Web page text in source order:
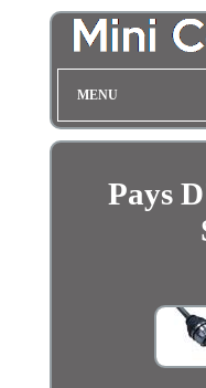
MENU
Pays